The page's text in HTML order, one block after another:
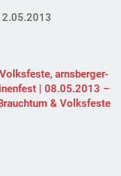
, arnsberger-
| 08.05.2013 –
& Volksfeste